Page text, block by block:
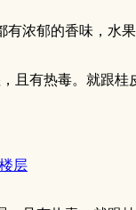
有浓郁的香味，水
且有热毒。就跟
层